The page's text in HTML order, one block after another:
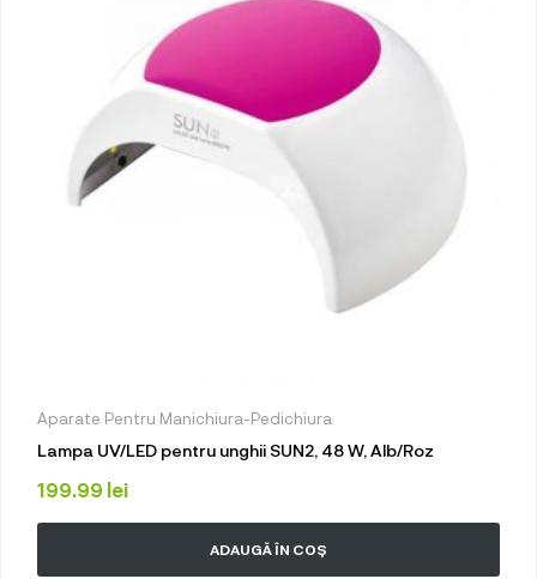
Aparate Pentru Manichiura-Pedichiura
Lampa UV/LED pentru unghii SUN2, 48 W, Alb/Roz
199.99 lei
ADAUGĂ ÎN COȘ